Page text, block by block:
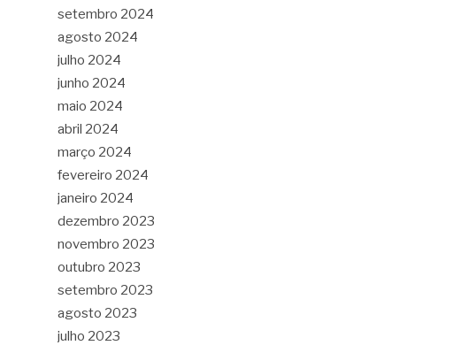
setembro 2024
agosto 2024
julho 2024
junho 2024
maio 2024
abril 2024
março 2024
fevereiro 2024
janeiro 2024
dezembro 2023
novembro 2023
outubro 2023
setembro 2023
agosto 2023
julho 2023